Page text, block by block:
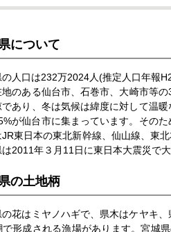
について
人口は232万2024人(推定人口年報
地のある仙台市、石巻市、大崎市等
であり、冬は気候は緯度に対して温
が仙台市に集まっています。その
JR東日本の東北新幹線、仙山線、東
2011年３月11日に東日本大震災で
の土地柄
花はミヤノハギで、県木はケヤキ
で形成される漁場があります。宮城